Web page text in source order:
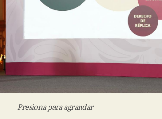
Presiona para agrandar